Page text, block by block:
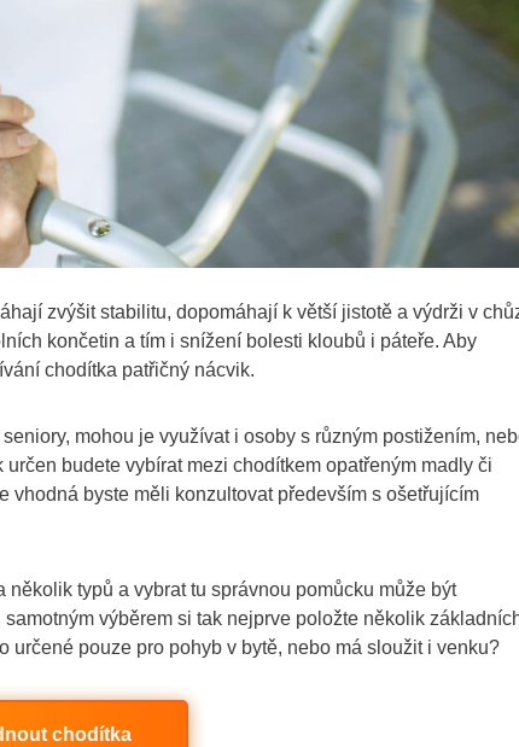
zvýšit stabilitu, dopomáhají k větší jistotě a výdrži v
končetin a tím i snížení bolesti kloubů i páteře. Aby
chodítka patřičný nácvik.
mohou je využívat i osoby s různým postižením,
budete vybírat mezi chodítkem opatřeným madly či
vhodná byste měli konzultovat především s ošetřujícím
typů a vybrat tu správnou pomůcku může být
výběrem si tak nejprve položte několik
pouze pro pohyb v bytě, nebo má sloužit i venku?
chodítka